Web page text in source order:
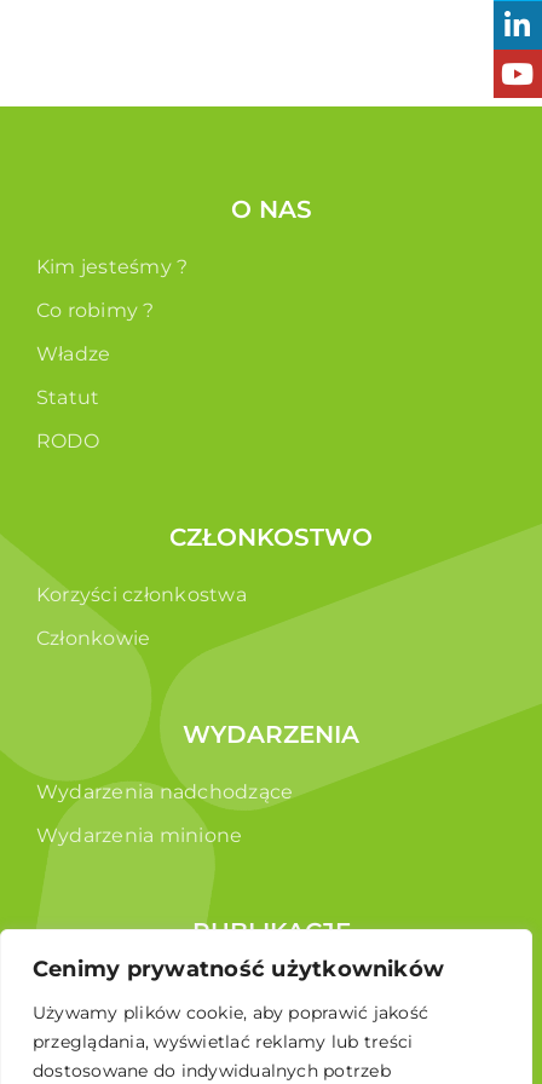
Cenimy prywatność użytkowników
Używamy plików cookie, aby poprawić jakość
przeglądania, wyświetlać reklamy lub treści
dostosowane do indywidualnych potrzeb
O NAS
Kim jesteśmy ?
Co robimy ?
Władze
Statut
RODO
CZŁONKOSTWO
Korzyści członkostwa
Członkowie
WYDARZENIA
Wydarzenia nadchodzące
Wydarzenia minione
PUBLIKACJE
Raporty
Broszura edukacyjna